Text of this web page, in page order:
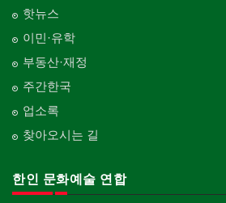
핫뉴스
이민·유학
부동산·재정
주간한국
업소록
찾아오시는 길
한인 문화예술 연합